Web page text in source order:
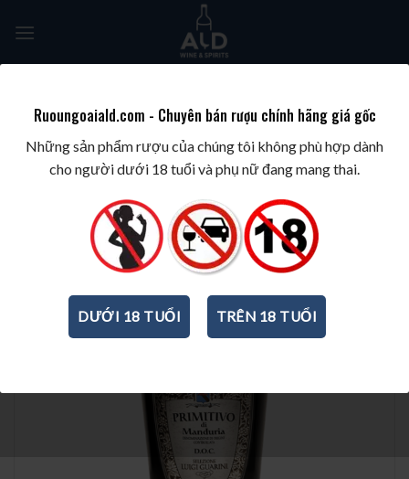
TRANG CHỦ / WINE/BIA/SAKE/SOJU / RƯỢU VANG Ý
Ruoungoaiald.com - Chuyên bán rượu chính hãng giá gốc
Những sản phẩm rượu của chúng tôi không phù hợp dành
cho người dưới 18 tuổi và phụ nữ đang mang thai.
DƯỚI 18 TUỔI TRÊN 18 TUỔI